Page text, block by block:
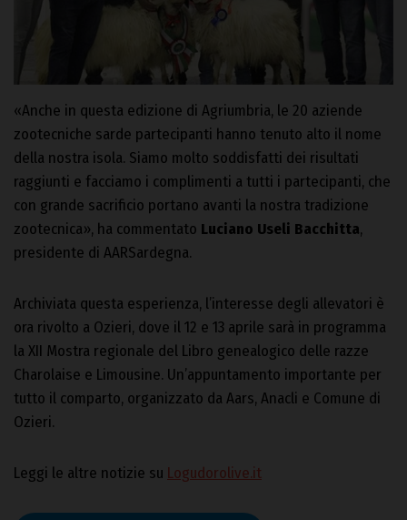
«Anche in questa edizione di Agriumbria, le 20 aziende
zootecniche sarde partecipanti hanno tenuto alto il nome
della nostra isola. Siamo molto soddisfatti dei risultati
raggiunti e facciamo i complimenti a tutti i partecipanti, che
con grande sacrificio portano avanti la nostra tradizione
zootecnica», ha commentato Luciano Useli Bacchitta,
presidente di AARSardegna.
Archiviata questa esperienza, l’interesse degli allevatori è
ora rivolto a Ozieri, dove il 12 e 13 aprile sarà in programma
la XII Mostra regionale del Libro genealogico delle razze
Charolaise e Limousine. Un’appuntamento importante per
tutto il comparto, organizzato da Aars, Anacli e Comune di
Ozieri.
Leggi le altre notizie su Logudorolive.it